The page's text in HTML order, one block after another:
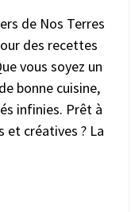
de Nos Terres
des recettes
vous soyez un
bonne cuisine,
infinies. Prêt à
et créatives ? La